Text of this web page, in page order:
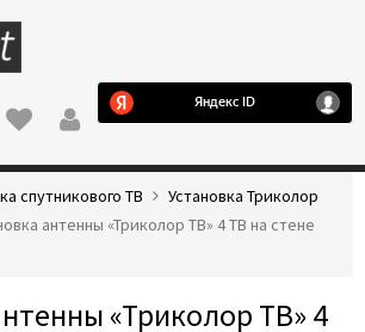
спутникового ТВ
Установка Триколор
антенны «Триколор ТВ» 4 ТВ на стене
«Триколор ТВ» 4